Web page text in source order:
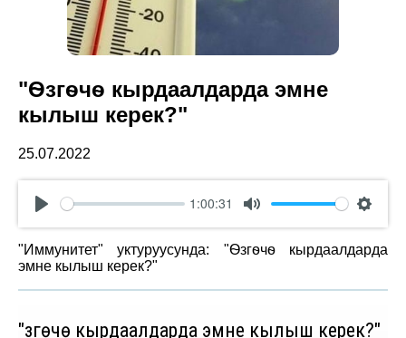
"Ѳзгѳчѳ кырдаалдарда эмне
кылыш керек?"
25.07.2022
Play
1:00:31
Mute
"Иммунитет" уктуруусунда: "Ѳзгѳчѳ кырдаалдарда
эмне кылыш керек?"
"Ѳзгѳчѳ кырдаалдарда эмне кылыш керек?"